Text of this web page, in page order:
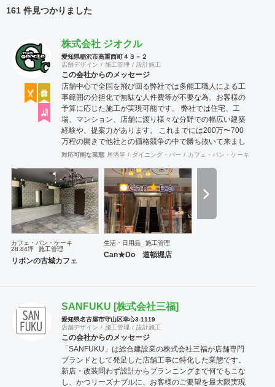
161 件見つかりました
株式会社 ジオクル
愛知県稲沢市高重西町４３－２
店舗デザイン
施工管理 設計施工
この会社からのメッセージ
店舗中心で全国を飛び回る弊社では多能工職人による工
事範囲の分担化で無駄な人件費等が不要な為、お客様の
予算に応じた施工が実現可能です。 弊社では住宅、工
場、マンション、店舗に渡り様々な分野での幅広い建築
経験や、提案力があります。 これまでには200万〜700
万程の開きで他社との価格競争の中で勝ち抜いて来まし
た。 お問い合わせは メール
他：道具商 愛知県公安委員会許可 第542642304700
号
対応可能な業態 居酒屋 ダイニング・バー カフェ・パン・ケーキ
カフェ・パン・ケーキ
28.84坪
施工管理
リボンの古城カフェ
生活・日用品 施工管理
Can★Do 道頓堀店
SANFUKU [株式会社三福]
愛知県名古屋市守山区幸心3-1119
店舗デザイン
施工管理 設計施工
この会社からのメッセージ
「SANFUKU」は総合建設業の株式会社三福が店舗専門
ブランドとして発足した店舗工事に特化した業態です。
新店・改装問わず設計からプランニングまで何でもこな
し、かつリーズナブルに、お客様のご要望を最大限実現